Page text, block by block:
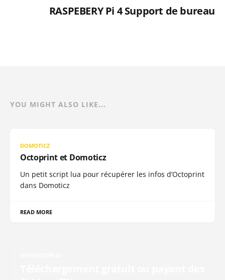
RASPEBERY Pi 4 Support de bureau
YOU MIGHT ALSO LIKE...
DOMOTICZ
Octoprint et Domoticz
Un petit script lua pour récupérer les infos d’Octoprint
dans Domoticz
READ MORE